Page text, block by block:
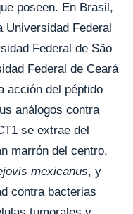
poseen. En Brasil,
Universidad Federal
Federal de São
Federal de Ceará
acción del péptido
análogos contra
se extrae del
marrón del centro,
mexicanus, y
contra bacterias